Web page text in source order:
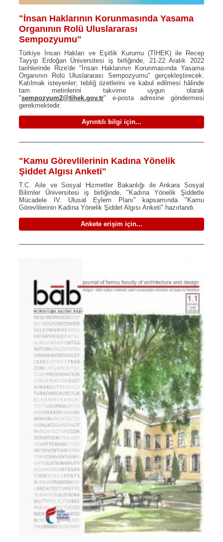
"İnsan Haklarının Korunmasında Yasama
Organının Rolü Uluslararası
Sempozyumu"
Türkiye İnsan Hakları ve Eşitlik Kurumu (TİHEK) ile Recep
Tayyip Erdoğan Üniversitesi iş birliğinde, 21-22 Aralık 2022
tarihlerinde Rize'de "İnsan Haklarının Korunmasında Yasama
Organının Rolü Uluslararası Sempozyumu" gerçekleştirecek.
Katılmak isteyenler; tebliğ özetlerini ve kabul edilmesi hâlinde
tam metinlerini takvime uygun olarak
"sempozyum2@tihek.gov.tr" e-posta adresine göndermesi
gerekmektedir.
Ayrıntılı bilgi için...
"Kamu Görevlilerinin Kadına Yönelik
Şiddet Algısı Anketi"
T.C. Aile ve Sosyal Hizmetler Bakanlığı ile Ankara Sosyal
Bilimler Üniversitesi iş birliğinde, "Kadına Yönelik Şiddetle
Mücadele IV. Ulusal Eylem Planı" kapsamında "Kamu
Görevlilerinin Kadına Yönelik Şiddet Algısı Anketi" hazırlandı.
Ankete erişim için...